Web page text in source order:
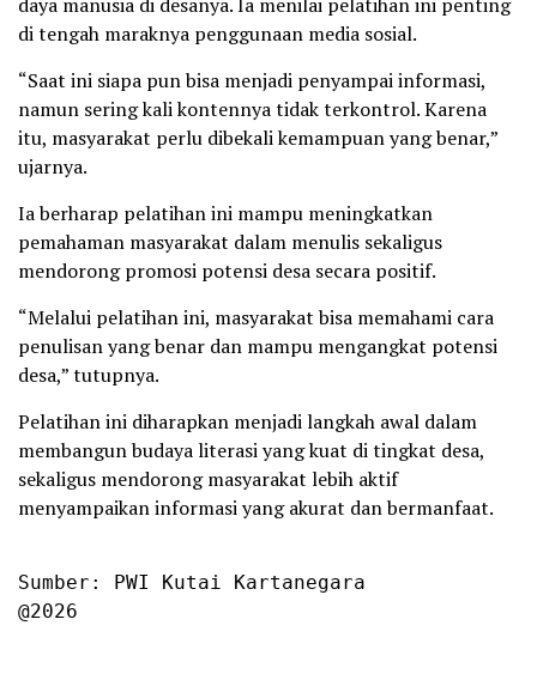
daya manusia di desanya. Ia menilai pelatihan ini penting
di tengah maraknya penggunaan media sosial.
“Saat ini siapa pun bisa menjadi penyampai informasi,
namun sering kali kontennya tidak terkontrol. Karena
itu, masyarakat perlu dibekali kemampuan yang benar,”
ujarnya.
Ia berharap pelatihan ini mampu meningkatkan
pemahaman masyarakat dalam menulis sekaligus
mendorong promosi potensi desa secara positif.
“Melalui pelatihan ini, masyarakat bisa memahami cara
penulisan yang benar dan mampu mengangkat potensi
desa,” tutupnya.
Pelatihan ini diharapkan menjadi langkah awal dalam
membangun budaya literasi yang kuat di tingkat desa,
sekaligus mendorong masyarakat lebih aktif
menyampaikan informasi yang akurat dan bermanfaat.
Sumber: PWI Kutai Kartanegara
@2026